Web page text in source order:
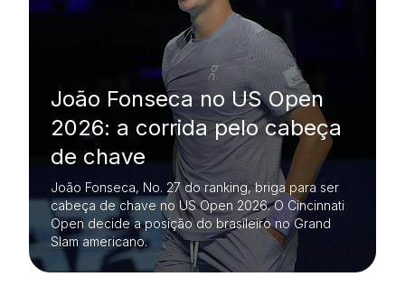
João Fonseca no US Open
2026: a corrida pelo cabeça
de chave
João Fonseca, No. 27 do ranking, briga para ser
cabeça de chave no US Open 2026. O Cincinnati
Open decide a posição do brasileiro no Grand
Slam americano.